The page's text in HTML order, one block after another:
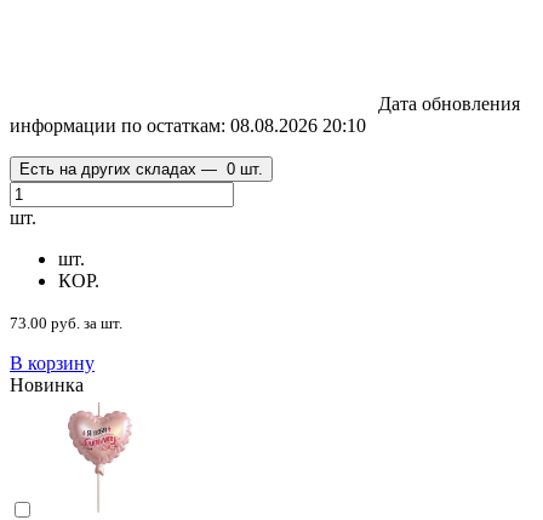
Дата обновления
информации по остаткам: 08.08.2026 20:10
Есть на других складах — 0 шт.
шт.
шт.
КОР.
73.00 руб. за шт.
В корзину
Новинка